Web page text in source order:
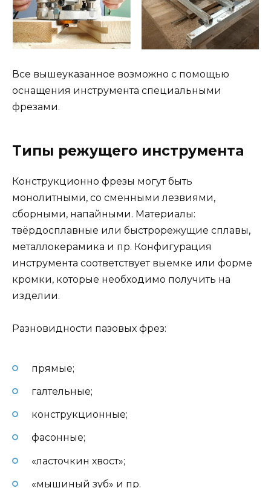
Все вышеуказанное возможно с помощью
оснащения инструмента специальными
фрезами.
Типы режущего инструмента
Конструкционно фрезы могут быть
монолитными, со сменными лезвиями,
сборными, напайными. Материалы:
твёрдосплавные или быстрорежущие сплавы,
металлокерамика и пр. Конфигурация
инструмента соответствует выемке или форме
кромки, которые необходимо получить на
изделии.
Разновидности пазовых фрез:
прямые;
галтельные;
конструкционные;
фасонные;
«ласточкин хвост»;
«мышиный зуб» и пр.